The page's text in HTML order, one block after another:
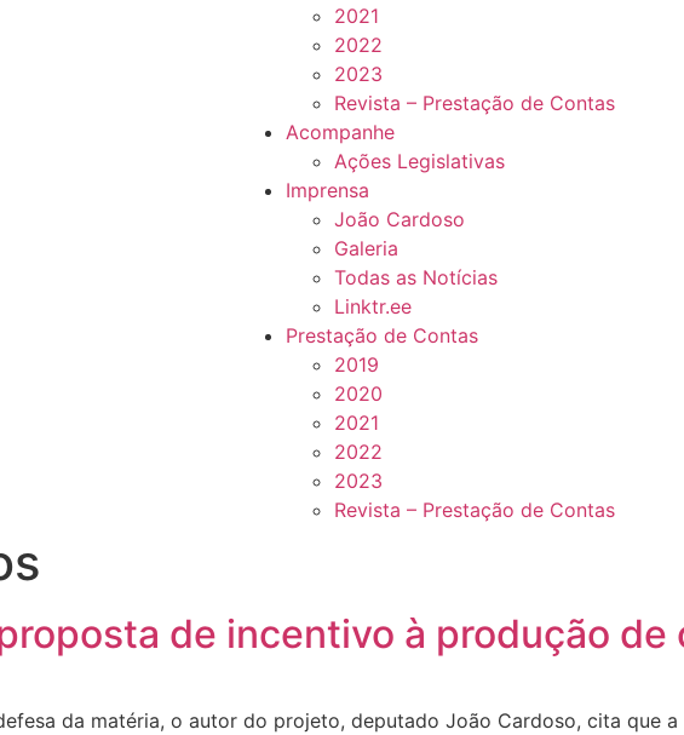
2021
2022
2023
Revista – Prestação de Contas
Acompanhe
Ações Legislativas
Imprensa
João Cardoso
Galeria
Todas as Notícias
Linktr.ee
Prestação de Contas
2019
2020
2021
2022
2023
Revista – Prestação de Contas
de incentivo à produção
da matéria, o autor do projeto, deputado João Cardoso, cita que